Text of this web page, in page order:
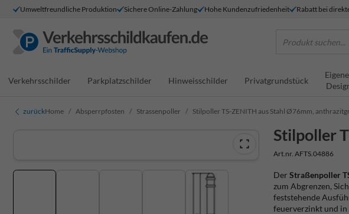
Umweltfreundliche Produktion Sichere Online-Zahlung Hohe Kundenzufriedenheit Rabatt bei
Produkt suchen...
Verkehrsschilder Parkplatzschilder Hinweisschilder Privatgrundstück
zurückHome Absperrpfosten Strassenpoller Stilpoller TS-ZENITH aus Stahl Ø76mm,
Stilpoller
Art.nr. AFTS.04886
DerStraßenpoller
zum Abgrenzen,
feststehende
feuerverzinkt und in